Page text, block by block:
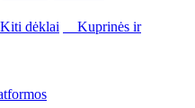
dėklai
Kuprinės ir